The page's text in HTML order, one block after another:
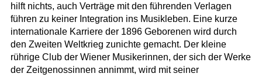
hilft nichts, auch Verträge mit den führenden Verlagen
führen zu keiner Integration ins Musikleben. Eine kurze
internationale Karriere der 1896 Geborenen wird durch
den Zweiten Weltkrieg zunichte gemacht. Der kleine
rührige Club der Wiener Musikerinnen, der sich der Werke
der Zeitgenossinnen annimmt, wird mit seiner